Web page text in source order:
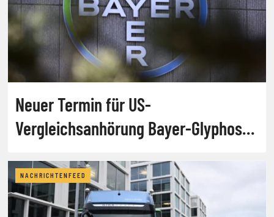
Neuer Termin für US-
Vergleichsanhörung Bayer-Glyphosat
NACHRICHTENFEED